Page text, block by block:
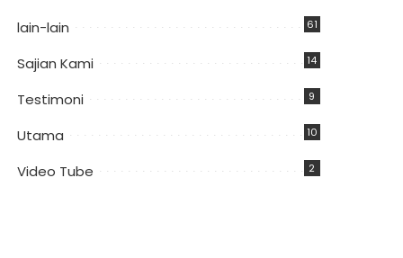
lain-lain 61
Sajian Kami 14
Testimoni 9
Utama 10
Video Tube 2